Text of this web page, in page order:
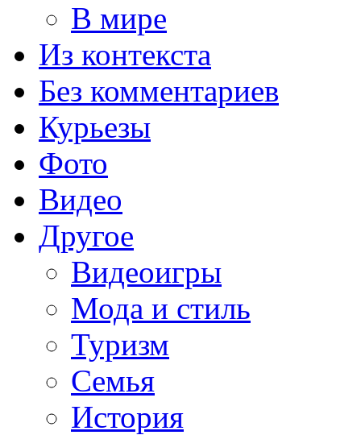
В мире
Из контекста
Без комментариев
Курьезы
Фото
Видео
Другое
Видеоигры
Мода и стиль
Туризм
Семья
История